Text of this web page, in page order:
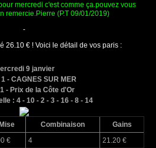
mercredi c'est comme ça.pouvez vous
remercie.Pierre (P.T 09/01/2019)
-
26.10 € ! Voici le détail de vos paris :
9 janvier
- CAGNES SUR MER
- Prix de la Côte d'Or
: 4 - 10 - 2 - 3 - 16 - 8 - 14
Mise Combinaison
Gains
€ 4
21.20 €